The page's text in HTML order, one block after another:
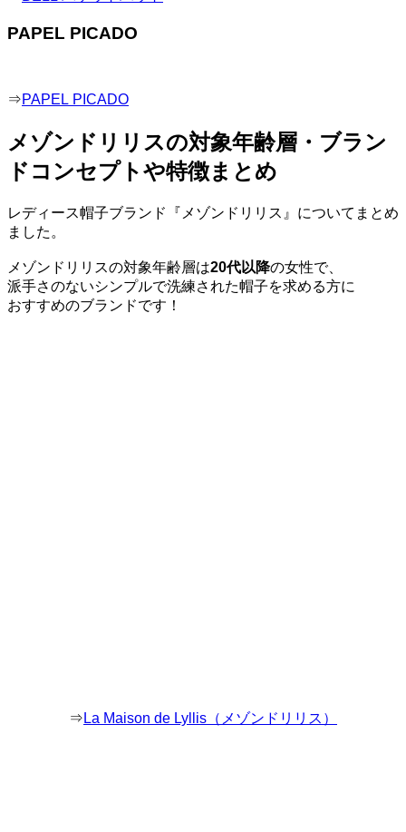
PAPEL PICADO
⇒PAPEL PICADO
メゾンドリリスの対象年齢層・ブラン
ドコンセプトや特徴まとめ
レディース帽子ブランド『メゾンドリリス』についてまとめ
ました。
メゾンドリリスの対象年齢層は20代以降の女性で、
派手さのないシンプルで洗練された帽子を求める方に
おすすめのブランドです！
⇒ La Maison de Lyllis（メゾンドリリス）